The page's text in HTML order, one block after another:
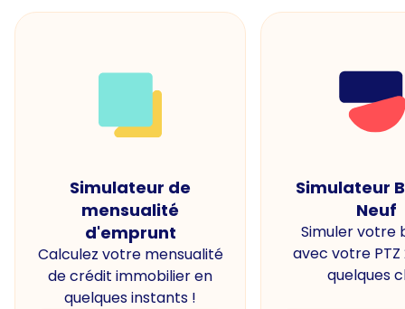
Simulateur de
mensualité
d'emprunt
Calculez votre mensualité
de crédit immobilier en
quelques instants !
Simulateur
Neuf
Simuler votre
avec votre PTZ
quelques